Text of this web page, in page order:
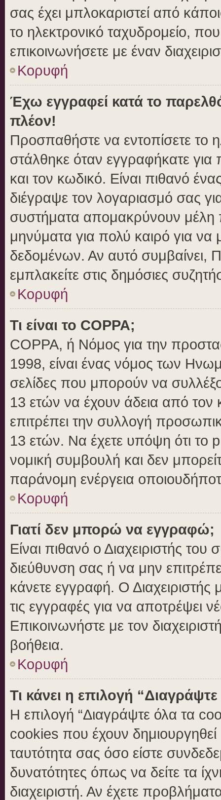
σας έχει μπλοκαριστεί από
το ηλεκτρονικό ταχυδρομείο,
επικοινωνήσετε με έναν
Κορυφή
Έχω εγγραφεί κατά το
πλέον!
Προσπαθήστε να εντοπίσετε το
στάλθηκε όταν εγγραφήκατε
και τον κωδικό. Είναι πιθανό
διέγραψε τον λογαριασμό σας
συστήματα απομακρύνουν μέλη
μηνύματα για πολύ καιρό για
δεδομένων. Αν αυτό συμβαίνει,
εμπλακείτε στις δημόσιες
Κορυφή
Τι είναι το COPPA;
COPPA, ή Νόμος για την
1998, είναι ένας νόμος των
σελίδες που μπορούν να
13 ετών να έχουν άδεια από τον
επιτρέπει την συλλογή
13 ετών. Να έχετε υπόψη ότι το
νομική συμβουλή και δεν
παράνομη ενέργεια
Κορυφή
Γιατί δεν μπορώ να εγγραφώ;
Είναι πιθανό ο Διαχειριστής του
διεύθυνση σας ή να μην
κάνετε εγγραφή. Ο Διαχειριστής
τις εγγραφές για να αποτρέψει
Επικοινωνήστε με τον
βοήθεια.
Κορυφή
Τι κάνει η επιλογή
Η επιλογή “Διαγράψτε όλα τα
cookies που έχουν
ταυτότητα σας όσο είστε
δυνατότητες όπως να δείτε τα
διαχειριστή. Αν έχετε